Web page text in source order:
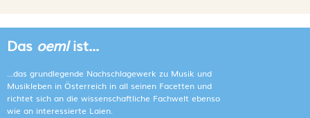
Das oemlist...
...das grundlegende Nachschlagewerk zu Musik und
Musikleben in Österreich in all seinen Facetten und
richtet sich an die wissenschaftliche Fachwelt ebenso
wie an interessierte Laien.